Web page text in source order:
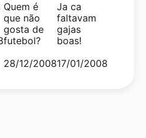
Quem é
que não
gosta de
futebol?
Date
28/12/2008
Ja ca
faltavam
gajas
boas!
Date
17/01/2008